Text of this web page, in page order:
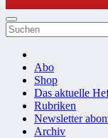
Abo
Shop
Das aktuelle
Rubriken
Newsletter
Archiv